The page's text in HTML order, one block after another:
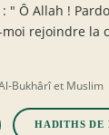
" Ô Allah !
rejoindre la
Bukhârî et Muslim
HADITHS DE